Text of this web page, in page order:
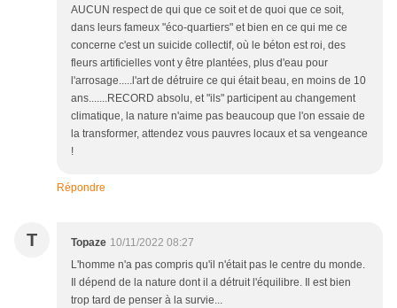
AUCUN respect de qui que ce soit et de quoi que ce soit,
dans leurs fameux "éco-quartiers" et bien en ce qui me ce
concerne c'est un suicide collectif, où le béton est roi, des
fleurs artificielles vont y être plantées, plus d'eau pour
l'arrosage.....l'art de détruire ce qui était beau, en moins de 10
ans.......RECORD absolu, et "ils" participent au changement
climatique, la nature n'aime pas beaucoup que l'on essaie de
la transformer, attendez vous pauvres locaux et sa vengeance
!
Répondre
T Topaze 10/11/2022 08:27
L'homme n'a pas compris qu'il n'était pas le centre du monde.
Il dépend de la nature dont il a détruit l'équilibre. Il est bien
trop tard de penser à la survie...